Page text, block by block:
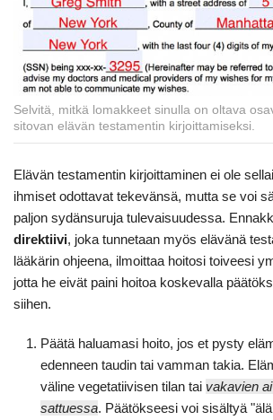
Selvitä, mitkä lomakkeet sinulla on oltava
sitovan elävän testamentin kirjoittamiseksi.
Elävän testamentin kirjoittaminen ei ole
ihmiset odottavat tekevänsä, mutta se voi
paljon sydänsuruja tulevaisuudessa.
direktiivi, joka tunnetaan myös elävänä
lääkärin ohjeena, ilmoittaa hoitosi toiveesi
jotta he eivät paini hoitoa koskevalla
siihen.
Päätä haluamasi hoito, jos et pysty
edenneen taudin tai vamman takia.
väline vegetatiivisen tilan tai vakavien
sattuessa. Päätökseesi voi sisältyä